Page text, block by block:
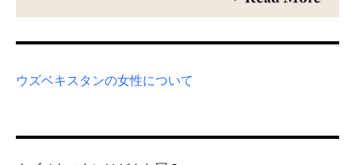
ウズベキスタンの女性について